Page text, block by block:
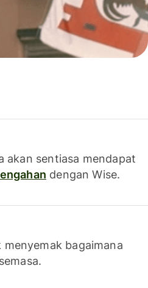
akan sentiasa mendapat
dengan Wise.
bagaimana